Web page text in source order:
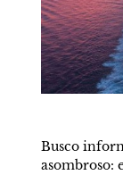
Busco
asombroso: